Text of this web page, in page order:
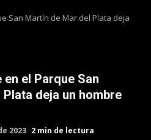
San Martín de Mar del Plata deja
el Parque San
deja un hombre
2023 2 min de lectura